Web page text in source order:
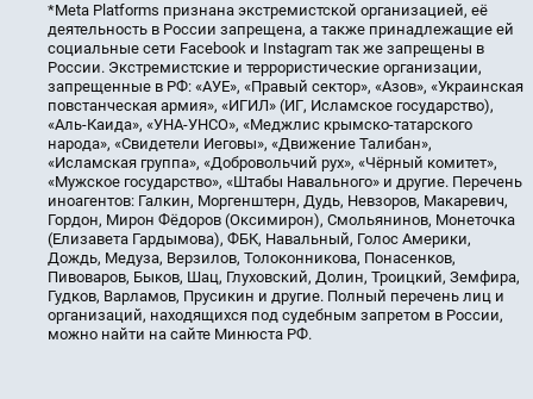
*Meta Platforms признана экстремистской организацией, её
деятельность в России запрещена, а также принадлежащие ей
социальные сети Facebook и Instagram так же запрещены в
России. Экстремистские и террористические организации,
запрещенные в РФ: «АУЕ», «Правый сектор», «Азов», «Украинская
повстанческая армия», «ИГИЛ» (ИГ, Исламское государство),
«Аль-Каида», «УНА-УНСО», «Меджлис крымско-татарского
народа», «Свидетели Иеговы», «Движение Талибан»,
«Исламская группа», «Добровольчий рух», «Чёрный комитет»,
«Мужское государство», «Штабы Навального» и другие. Перечень
иноагентов: Галкин, Моргенштерн, Дудь, Невзоров, Макаревич,
Гордон, Мирон Фёдоров (Оксимирон), Смольянинов, Монеточка
(Елизавета Гардымова), ФБК, Навальный, Голос Америки,
Дождь, Медуза, Верзилов, Толоконникова, Понасенков,
Пивоваров, Быков, Шац, Глуховский, Долин, Троицкий, Земфира,
Гудков, Варламов, Прусикин и другие. Полный перечень лиц и
организаций, находящихся под судебным запретом в России,
можно найти на сайте Минюста РФ.